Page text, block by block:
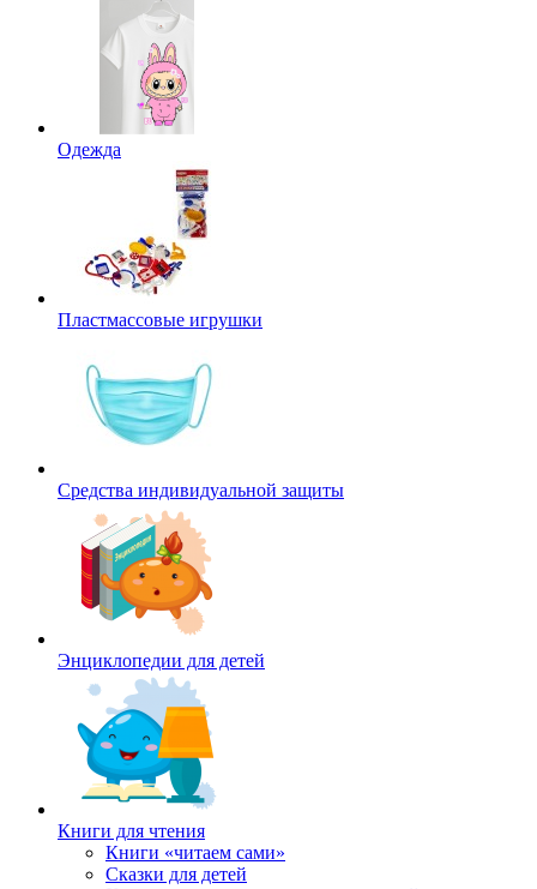
Одежда
Пластмассовые игрушки
Средства индивидуальной защиты
Энциклопедии для детей
Книги для чтения
Книги «читаем сами»
Сказки для детей